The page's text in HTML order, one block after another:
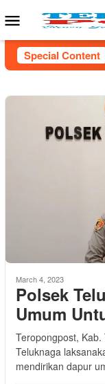
to
Mobile
Menu
Special Content
Jajaran Sekrt.
March 4, 2023
Polsek
Umum
Teropongpost,
Teluknaga
mendirikan dapur